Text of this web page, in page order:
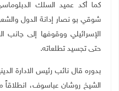
كما أكد عميد السلك
شوقي بو نصار إدانة الدول
الإسرائيلي ووقوفها إلى
حتى تجسيد تطلعاته.
بدوره قال نائب رئيس الادارة
الشيخ روشان عباسوف،